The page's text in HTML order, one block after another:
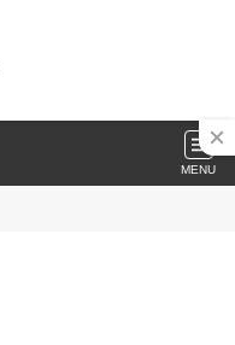
MENU